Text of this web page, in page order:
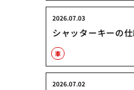
シャッターキーの
2026.07.03
車
2026.07.02